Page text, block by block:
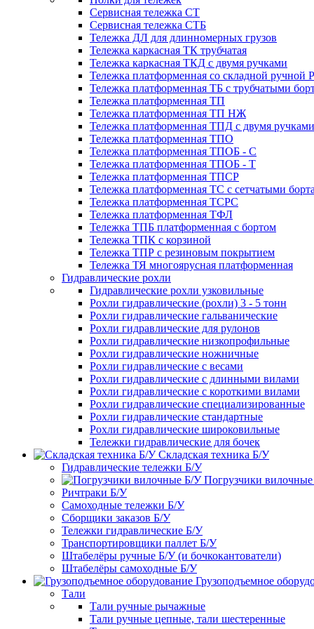
Сервисная тележка СТ
Сервисная тележка СТБ
Тележка ДЛ для длинномерных грузов
Тележка каркасная ТК трубчатая
Тележка каркасная ТКД с двумя ручками
Тележка платформенная со складной ручной
Тележка платформенная ТБ с трубчатыми
Тележка платформенная ТП
Тележка платформенная ТП НЖ
Тележка платформенная ТПД с двумя ручками
Тележка платформенная ТПО
Тележка платформенная ТПОБ - С
Тележка платформенная ТПОБ - Т
Тележка платформенная ТПСР
Тележка платформенная ТС с сетчатыми
Тележка платформенная ТСРС
Тележка платформенная ТФЛ
Тележка ТПБ платформенная с бортом
Тележка ТПК с корзиной
Тележка ТПР с резиновым покрытием
Тележка ТЯ многоярусная платформенная
Гидравлические рохли
Гидравлические рохли узковильные
Рохли гидравлические (рохли) 3 - 5 тонн
Рохли гидравлические гальванические
Рохли гидравлические для рулонов
Рохли гидравлические низкопрофильные
Рохли гидравлические ножничные
Рохли гидравлические с весами
Рохли гидравлические с длинными вилами
Рохли гидравлические с короткими вилами
Рохли гидравлические специализированные
Рохли гидравлические стандартные
Рохли гидравлические широковильные
Тележки гидравлические для бочек
Складская техника Б/У
Гидравлические тележки Б/У
Погрузчики
Ричтраки Б/У
Самоходные тележки Б/У
Сборщики заказов Б/У
Тележки гидравлические Б/У
Транспортировщики паллет Б/У
Штабелёры ручные Б/У (и бочкокантователи)
Штабелёры самоходные Б/У
Грузоподъемное
Тали
Тали ручные рычажные
Тали ручные цепные, тали шестеренные